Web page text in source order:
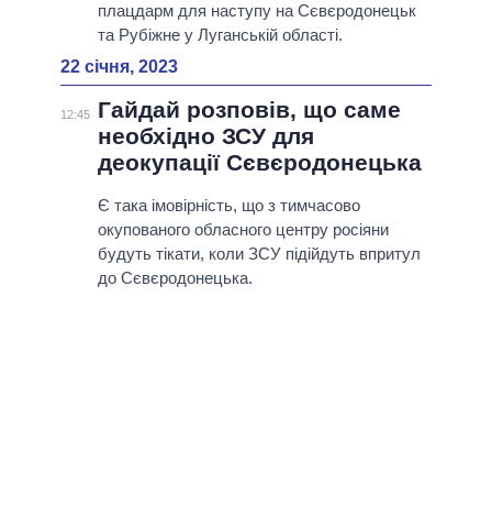
плацдарм для наступу на Сєвєродонецьк
та Рубіжне у Луганській області.
22 січня, 2023
12:45
Гайдай розповів, що саме
необхідно ЗСУ для
деокупації Сєвєродонецька
Є така імовірність, що з тимчасово
окупованого обласного центру росіяни
будуть тікати, коли ЗСУ підійдуть впритул
до Сєвєродонецька.